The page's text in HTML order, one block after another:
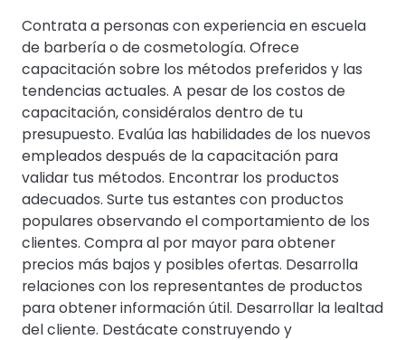
Contrata a personas con experiencia en escuela
de barbería o de cosmetología. Ofrece
capacitación sobre los métodos preferidos y las
tendencias actuales. A pesar de los costos de
capacitación, considéralos dentro de tu
presupuesto. Evalúa las habilidades de los nuevos
empleados después de la capacitación para
validar tus métodos. Encontrar los productos
adecuados. Surte tus estantes con productos
populares observando el comportamiento de los
clientes. Compra al por mayor para obtener
precios más bajos y posibles ofertas. Desarrolla
relaciones con los representantes de productos
para obtener información útil. Desarrollar la lealtad
del cliente. Destácate construyendo y